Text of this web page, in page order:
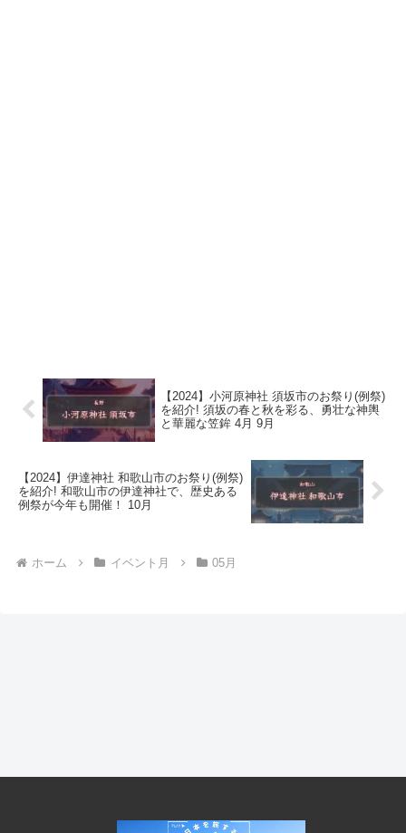
【2024】小河原神社 須坂市のお祭り(例祭)
を紹介! 須坂の春と秋を彩る、勇壮な神輿
と華麗な笠鉾 4月 9月
【2024】伊達神社 和歌山市のお祭り(例祭)
を紹介! 和歌山市の伊達神社で、歴史ある
例祭が今年も開催！ 10月
ホーム イベント月 05月